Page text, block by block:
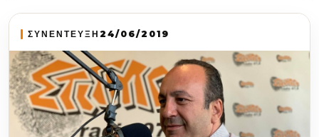
ΣΥΝΕΝΤΕΥΞΗ 24/06/2019